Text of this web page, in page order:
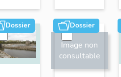
Dossier Dossier
Image non
consultable